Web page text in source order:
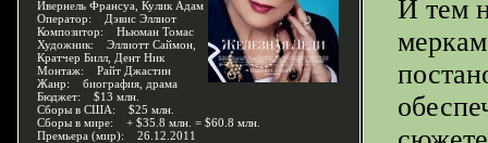
Ивернель Франсуа, Кулик Адам
Оператор: Дэвис Эллиот
Композитор: Ньюман Томас
Художник: Эллиотт Саймон,
Кратчер Билл, Дент Ник
Монтаж: Райт Джастин
Жанр: биография, драма
Бюджет: $13 млн.
Сборы в США: $25 млн.
Сборы в мире: + $35.8 млн. = $60.8 млн.
Премьера (мир): 26.12.2011
И тем